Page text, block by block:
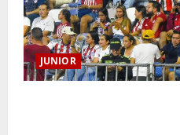
JUNIOR